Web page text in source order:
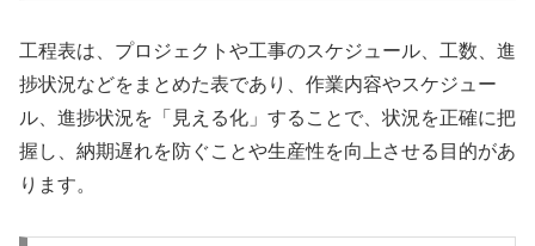
工程表は、プロジェクトや工事のスケジュール、工数、進
捗状況などをまとめた表であり、作業内容やスケジュー
ル、進捗状況を「見える化」することで、状況を正確に把
握し、納期遅れを防ぐことや生産性を向上させる目的があ
ります​​​​。